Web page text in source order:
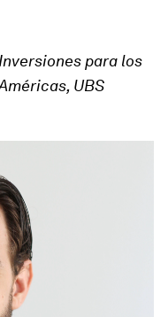
para los
UBS